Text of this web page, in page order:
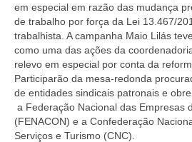
em especial em razão das mudança
de trabalho por força da Lei 13.467/
trabalhista. A campanha Maio Lilás
como uma das ações da
relevo em especial por conta da
Participarão da mesa-redonda
de entidades sindicais patronais e
a Federação Nacional das Empresas
(FENACON) e a Confederação
Serviços e Turismo (CNC).